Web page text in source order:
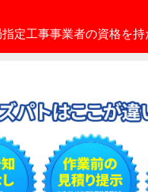
指定工事事業者の資格を持